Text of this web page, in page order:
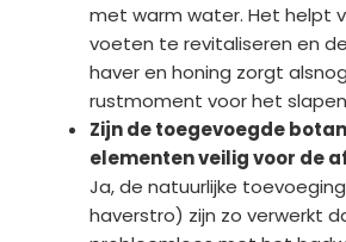
met warm water. Het helpt
voeten te revitaliseren en
haver en honing zorgt
rustmoment voor het
Zijn de toegevoegde
elementen veilig voor de
Ja, de natuurlijke
haverstro) zijn zo verwerkt